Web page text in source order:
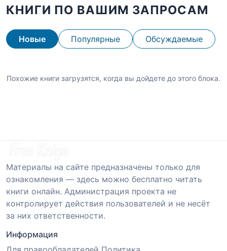
КНИГИ ПО ВАШИМ ЗАПРОСАМ
Новые Популярные Обсуждаемые
Похожие книги загрузятся, когда вы дойдете до этого блока.
Материалы на сайте предназначены только для
ознакомления — здесь можно бесплатно читать
книги онлайн. Администрация проекта не
контролирует действия пользователей и не несёт
за них ответственности.
Информация